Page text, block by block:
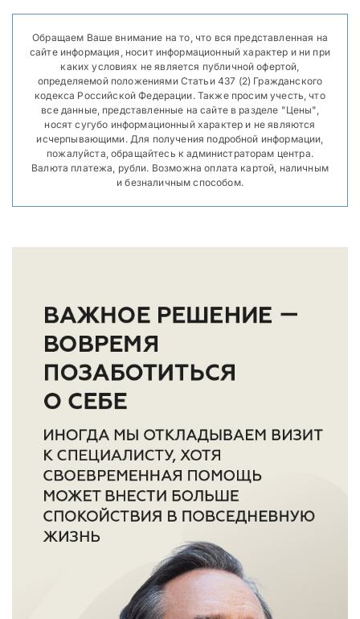
Обращаем Ваше внимание на то, что вся представленная на
сайте информация, носит информационный характер и ни при
каких условиях не является публичной офертой,
определяемой положениями Статьи 437 (2) Гражданского
кодекса Российской Федерации. Также просим учесть, что
все данные, представленные на сайте в разделе "Цены",
носят сугубо информационный характер и не являются
исчерпывающими. Для получения подробной информации,
пожалуйста, обращайтесь к администраторам центра.
Валюта платежа, рубли. Возможна оплата картой, наличным
и безналичным способом.